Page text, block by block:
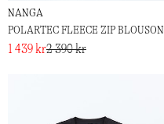
NANGA
POLARTEC FLEECE ZIP BLOUSON
1 439 kr2 390 kr